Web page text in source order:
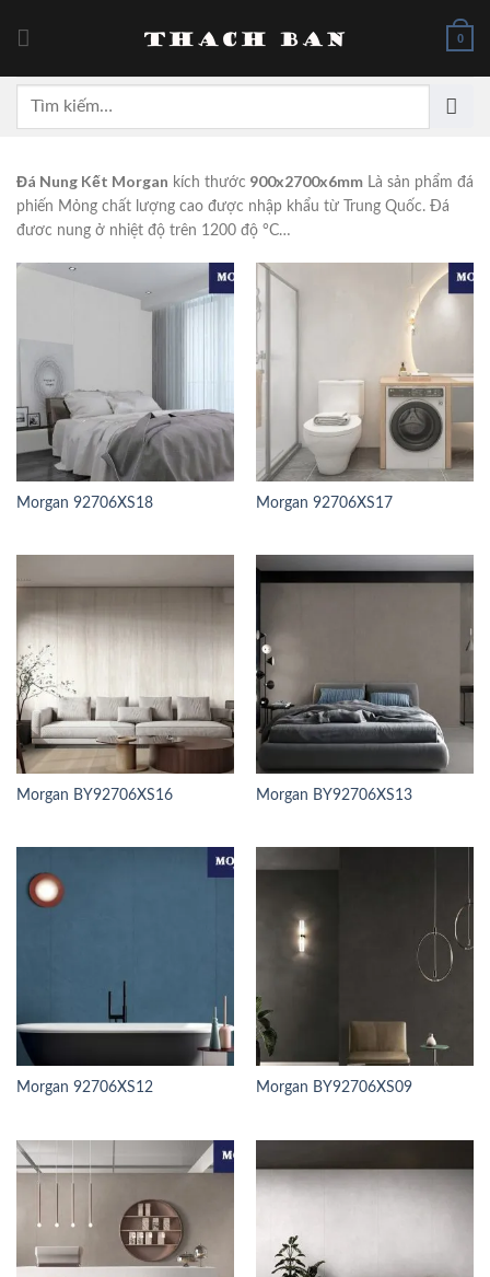
0
kiếm:
Đá Nung Kết Morgan kích thước 900x2700x6mm Là sản phẩm đá
phiến Mỏng chất lượng cao được nhập khẩu từ Trung Quốc. Đá
đươc nung ở nhiệt độ trên 1200 độ °C…
Morgan 92706XS18 Morgan 92706XS17
Morgan BY92706XS16 Morgan BY92706XS13
Morgan 92706XS12 Morgan BY92706XS09